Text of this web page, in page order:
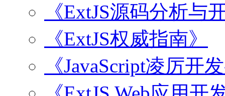
《ExtJS源码分析与
《ExtJS权威指南》
《JavaScript凌厉开